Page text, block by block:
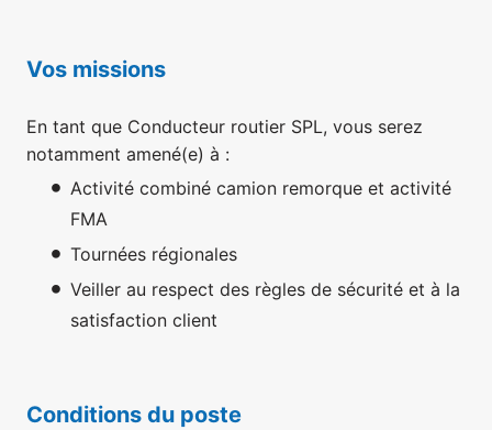
Vos missions
En tant que Conducteur routier SPL, vous serez
notamment amené(e) à :
Activité combiné camion remorque et activité
FMA
Tournées régionales
Veiller au respect des règles de sécurité et à la
satisfaction client
Conditions du poste